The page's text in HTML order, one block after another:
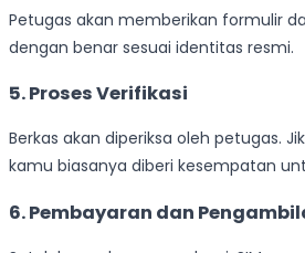
Petugas akan memberikan formulir
dengan benar sesuai identitas resmi.
5. Proses Verifikasi
Berkas akan diperiksa oleh petugas.
kamu biasanya diberi kesempatan
6. Pembayaran dan